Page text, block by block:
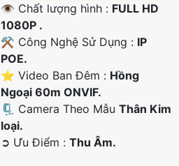
👁 Chất lượng hình : FULL HD
1080P .
⚒ Công Nghệ Sử Dụng : IP
POE.
⭐ Video Ban Đêm : Hồng
Ngoại 60m ONVIF.
🗜️ Camera Theo MẫuThân Kim
loại.
️➲ Ưu Điểm :Thu Âm.